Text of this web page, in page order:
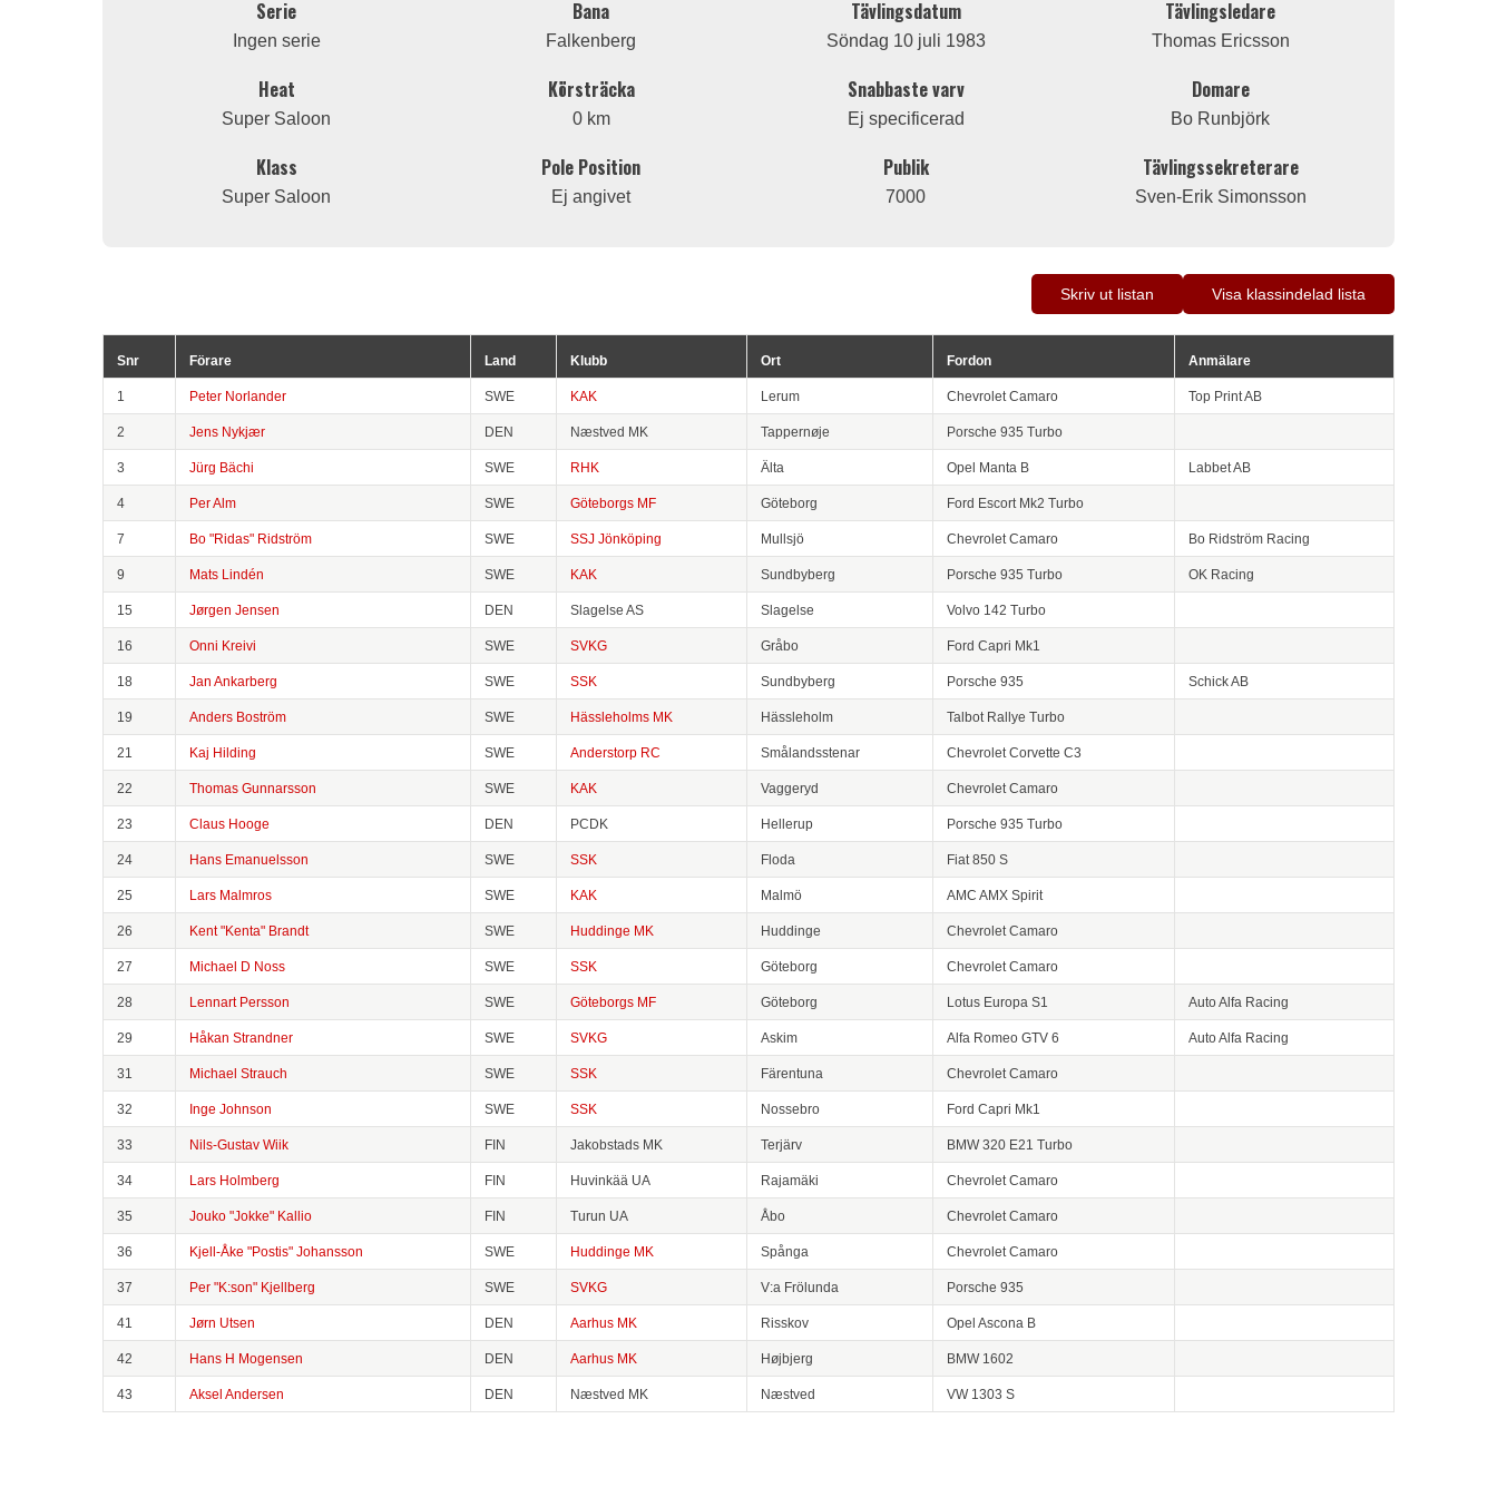
Serie
Ingen serie
Heat
Super Saloon
Klass
Super Saloon
Bana
Falkenberg
Körsträcka
0 km
Pole Position
Ej angivet
Tävlingsdatum
Söndag 10 juli 1983
Snabbaste varv
Ej specificerad
Publik
7000
Tävlingsledare
Thomas Ericsson
Domare
Bo Runbjörk
Tävlingssekreterare
Sven-Erik Simonsson
Skriv ut listan Visa klassindelad lista
Snr Förare Land Klubb Ort Fordon Anmälare
1 Peter Norlander SWE KAK Lerum Chevrolet Camaro Top Print AB
2 Jens Nykjær DEN Næstved MK Tappernøje Porsche 935 Turbo
3 Jürg Bächi SWE RHK Älta Opel Manta B Labbet AB
4 Per Alm SWE Göteborgs MF Göteborg Ford Escort Mk2 Turbo
7 Bo "Ridas" Ridström SWE SSJ Jönköping Mullsjö Chevrolet Camaro Bo Ridström Racing
9 Mats Lindén SWE KAK Sundbyberg Porsche 935 Turbo OK Racing
15 Jørgen Jensen DEN Slagelse AS Slagelse Volvo 142 Turbo
16 Onni Kreivi SWE SVKG Gråbo Ford Capri Mk1
18 Jan Ankarberg SWE SSK Sundbyberg Porsche 935 Schick AB
19 Anders Boström SWE Hässleholms MK Hässleholm Talbot Rallye Turbo
21 Kaj Hilding SWE Anderstorp RC Smålandsstenar Chevrolet Corvette C3
22 Thomas Gunnarsson SWE KAK Vaggeryd Chevrolet Camaro
23 Claus Hooge DEN PCDK Hellerup Porsche 935 Turbo
24 Hans Emanuelsson SWE SSK Floda Fiat 850 S
25 Lars Malmros SWE KAK Malmö AMC AMX Spirit
26 Kent "Kenta" Brandt SWE Huddinge MK Huddinge Chevrolet Camaro
27 Michael D Noss SWE SSK Göteborg Chevrolet Camaro
28 Lennart Persson SWE Göteborgs MF Göteborg Lotus Europa S1 Auto Alfa Racing
29 Håkan Strandner SWE SVKG Askim Alfa Romeo GTV 6 Auto Alfa Racing
31 Michael Strauch SWE SSK Färentuna Chevrolet Camaro
32 Inge Johnson SWE SSK Nossebro Ford Capri Mk1
33 Nils-Gustav Wiik FIN Jakobstads MK Terjärv BMW 320 E21 Turbo
34 Lars Holmberg FIN Huvinkää UA Rajamäki Chevrolet Camaro
35 Jouko "Jokke" Kallio FIN Turun UA Åbo Chevrolet Camaro
36 Kjell-Åke "Postis" Johansson SWE Huddinge MK Spånga Chevrolet Camaro
37 Per "K:son" Kjellberg SWE SVKG V:a Frölunda Porsche 935
41 Jørn Utsen DEN Aarhus MK Risskov Opel Ascona B
42 Hans H Mogensen DEN Aarhus MK Højbjerg BMW 1602
43 Aksel Andersen DEN Næstved MK Næstved VW 1303 S